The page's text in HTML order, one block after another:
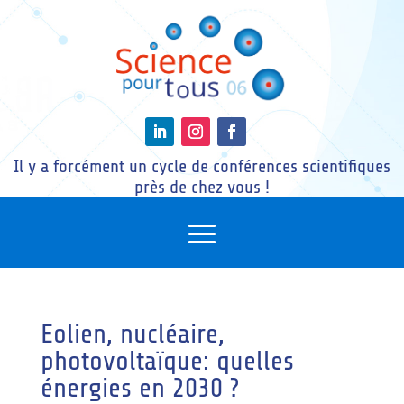
Il y a forcément un cycle de conférences scientifiques
près de chez vous !
Eolien, nucléaire,
photovoltaïque: quelles
énergies en 2030 ?